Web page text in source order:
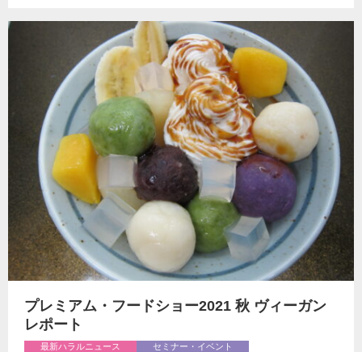
プレミアム・フードショー2021 秋 ヴィーガン
レポート
最新ハラルニュース セミナー・イベント